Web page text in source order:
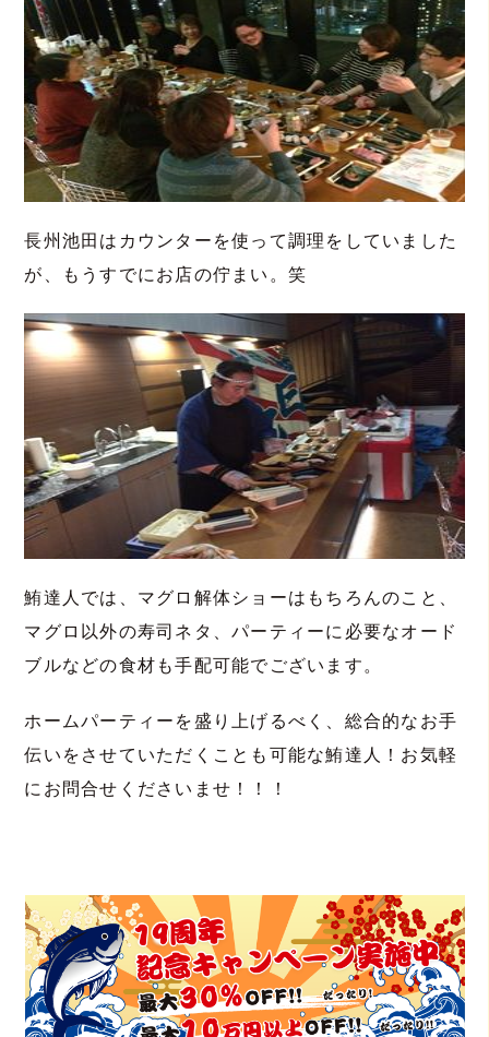
長州池田はカウンターを使って調理をしていました
が、もうすでにお店の佇まい。笑
鮪達人では、マグロ解体ショーはもちろんのこと、
マグロ以外の寿司ネタ、パーティーに必要なオード
ブルなどの食材も手配可能でございます。
ホームパーティーを盛り上げるべく、総合的なお手
伝いをさせていただくことも可能な鮪達人！お気軽
にお問合せくださいませ！！！